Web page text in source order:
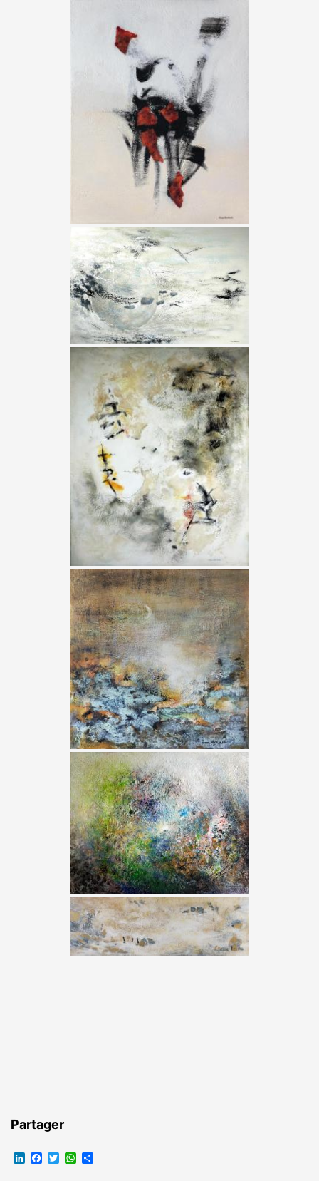
Partager
LinkedIn
Facebook
TwitterWhatsApp